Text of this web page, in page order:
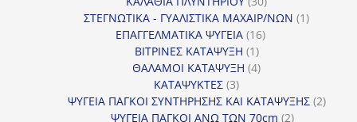
προϊόντα
ΣΤΕΓΝΩΤΙΚΑ - ΓΥΑΛΙΣΤΙΚΑ ΜΑΧΑΙΡ/ΝΩΝ 11
ΕΠΑΓΓΕΛΜΑΤΙΚΑ ΨΥΓΕΙΑ 1616
ΒΙΤΡΙΝΕΣ ΚΑΤΑΨΥΞΗ 11
προϊόν
ΘΑΛΑΜΟΙ ΚΑΤΑΨΥΞΗ 44
ΚΑΤΑΨΥΚΤΕΣ 33
προϊόντα
ΨΥΓΕΙΑ ΠΑΓΚΟΙ ΣΥΝΤΗΡΗΣΗΣ ΚΑΙ ΚΑΤΑΨΥΞΗΣ 22
ΨΥΓΕΙΑ ΠΑΓΚΟΙ ΑΝΩ ΤΩΝ 70cm 22